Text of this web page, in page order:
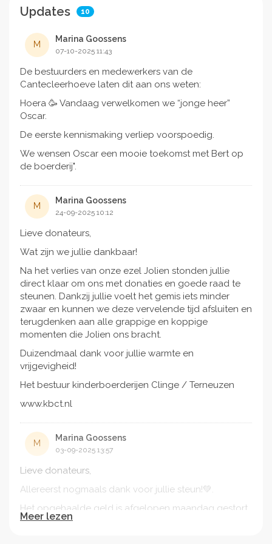
Updates 10
M
Marina Goossens
07-10-2025 11:43
De bestuurders en medewerkers van de
Cantecleerhoeve laten dit aan ons weten:
Hoera 🥳 Vandaag verwelkomen we “jonge heer”
Oscar.
De eerste kennismaking verliep voorspoedig.
We wensen Oscar een mooie toekomst met Bert op
de boerderij".
M
Marina Goossens
24-09-2025 10:12
Lieve donateurs,
Wat zijn we jullie dankbaar!
Na het verlies van onze ezel Jolien stonden jullie
direct klaar om ons met donaties en goede raad te
steunen. Dankzij jullie voelt het gemis iets minder
zwaar en kunnen we deze vervelende tijd afsluiten en
terugdenken aan alle grappige en koppige
momenten die Jolien ons bracht.
Duizendmaal dank voor jullie warmte en
vrijgevigheid!
Het bestuur kinderboerderijen Clinge / Terneuzen
www.kbct.nl
M
Marina Goossens
03-09-2025 13:57
Lieve donateurs,
Allereerst nogmaals dank voor jullie steun!💚.
Het opgehaalde geld is afgelopen maandag gestort
vanuit doneeractie.nl rechtstreeks op de rekening
Meer lezen